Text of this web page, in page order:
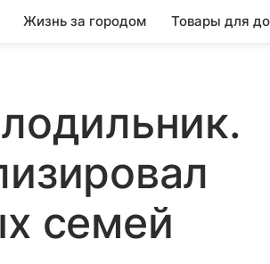
Жизнь за городом Товары для
семей